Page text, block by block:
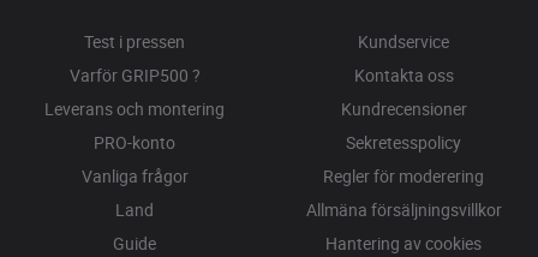
Test i pressen
Varför GRIP500 ?
Leverans och montering
PRO-konto
Vanliga frågor
Land
Guide
Kundservice
Kontakta oss
Kundrecensioner
Sekretesspolicy
Regler för moderering
Allmäna försäljningsvillkor
Hantering av cookies